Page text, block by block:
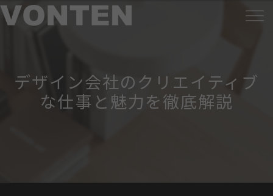
デザイン会社のクリエイティブ
な仕事と魅力を徹底解説